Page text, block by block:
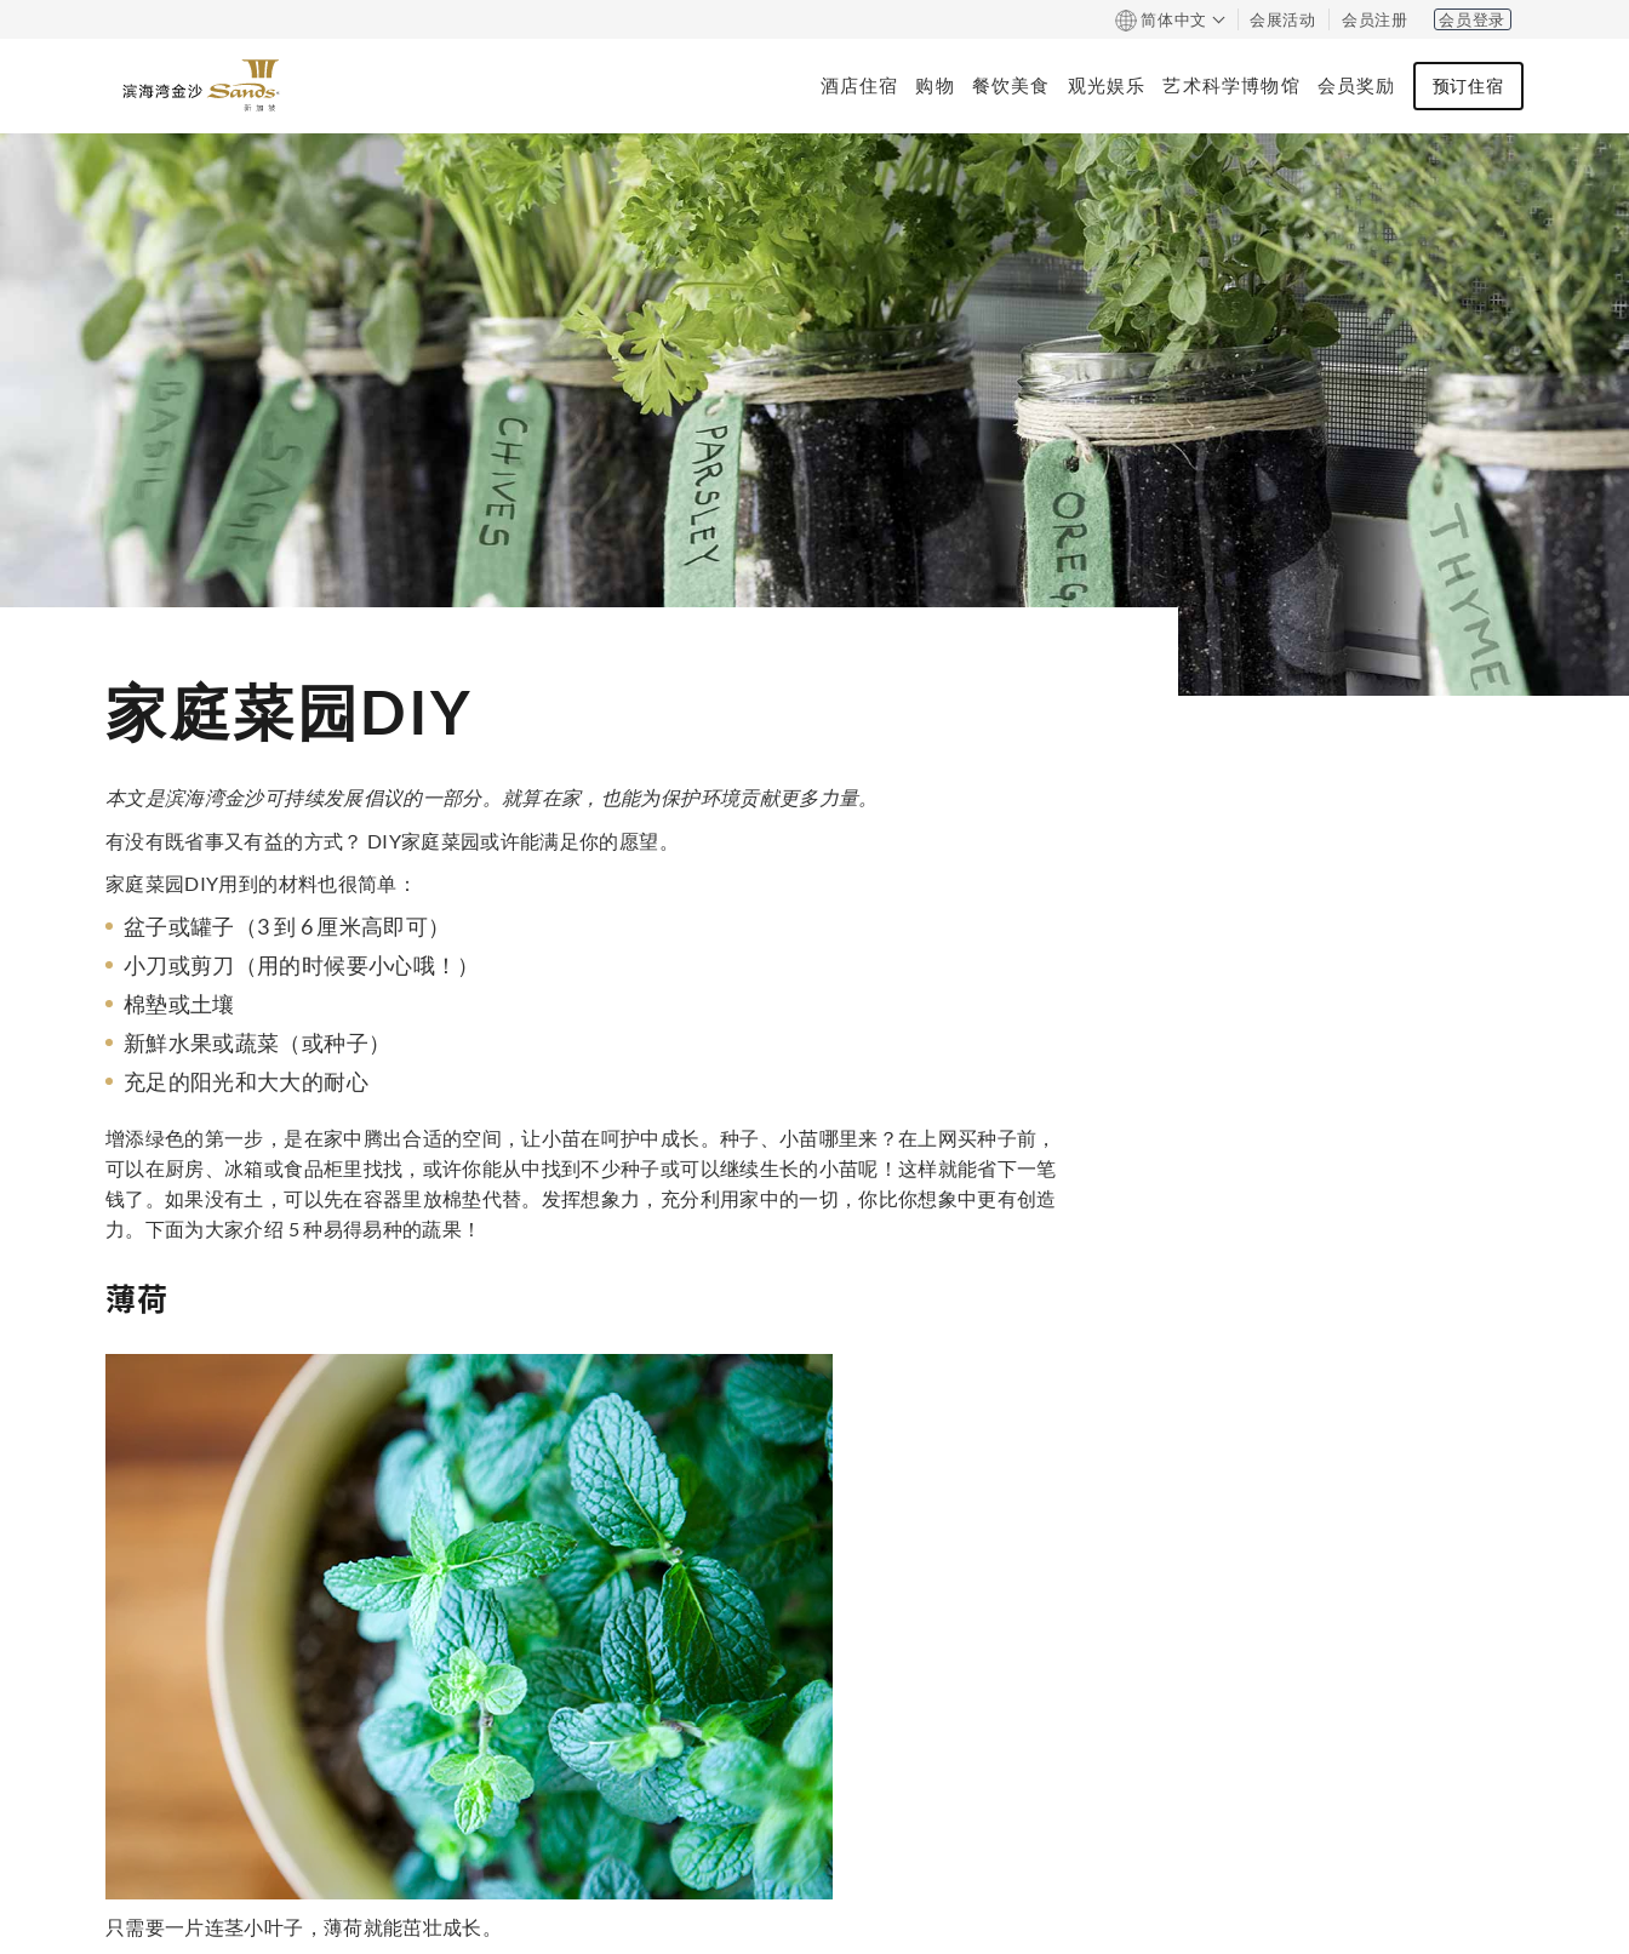
简体中文 会展活动 会员注册 会员登录
酒店住宿 购物 餐饮美食 观光娱乐 艺术科学博物馆 会员奖励 预订住宿
家庭菜园DIY
本文是滨海湾金沙可持续发展倡议的一部分。就算在家，也能为保护环境贡献更多力量。
有没有既省事又有益的方式？ DIY家庭菜园或许能满足你的愿望。
家庭菜园DIY用到的材料也很简单：
盆子或罐子（3 到 6 厘米高即可）
小刀或剪刀（用的时候要小心哦！）
棉墊或土壤
新鮮水果或蔬菜（或种子）
充足的阳光和大大的耐心
增添绿色的第一步，是在家中腾出合适的空间，让小苗在呵护中成长。种子、小苗哪里来？在上网买种子前，
可以在厨房、冰箱或食品柜里找找，或许你能从中找到不少种子或可以继续生长的小苗呢！这样就能省下一笔
钱了。如果没有土，可以先在容器里放棉垫代替。发挥想象力，充分利用家中的一切，你比你想象中更有创造
力。下面为大家介绍 5 种易得易种的蔬果！
薄荷
只需要一片连茎小叶子，薄荷就能茁壮成长。